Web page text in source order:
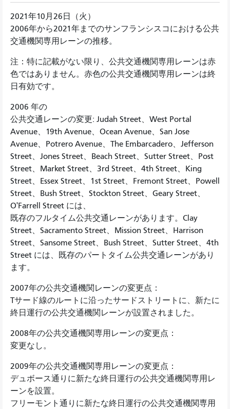
2021年10月26日（火）
2006年から2021年までのサンフランシスコにおける公共
交通機関専用レーンの推移。
注：特に記載がない限り、公共交通機関専用レーンは赤
色ではありません。赤色の公共交通機関専用レーンは終
日有効です。
2006 年の
公共交通レーンの変更: Judah Street、West Portal
Avenue、19th Avenue、Ocean Avenue、San Jose
Avenue、Potrero Avenue、The Embarcadero、Jefferson
Street、Jones Street、Beach Street、Sutter Street、Post
Street、Market Street、3rd Street、4th Street、King
Street、Essex Street、1st Street、Fremont Street、Powell
Street、Bush Street、Stockton Street、Geary Street、
O'Farrell Street には、
既存のフルタイム公共交通レーンがあります。Clay
Street、Sacramento Street、Mission Street、Harrison
Street、Sansome Street、Bush Street、Sutter Street、4th
Street には、既存のパートタイム公共交通レーンがあり
ます。
2007年の公共交通機関レーンの変更点：
Tサード線のルートに沿ったサードストリートに、新たに
終日運行の公共交通機関レーンが設置されました。
2008年の公共交通機関専用レーンの変更点：
変更なし。
2009年の公共交通機関専用レーンの変更点：
デュボース通りに新たな終日運行の公共交通機関専用レ
ーンを設置。
フリーモント通りに新たな終日運行の公共交通機関専用